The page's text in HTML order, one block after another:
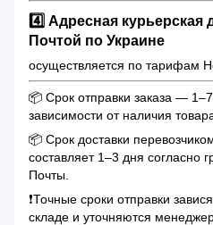
4️⃣ Адресная курьерская
Почтой по Украине
осуществляется по тарифам
📦 Срок отправки заказа —
зависимости от наличия
📦 Срок доставки
составляет 1–3 дня согласно
Почты.
❗️Точные сроки отправки
складе и уточняются